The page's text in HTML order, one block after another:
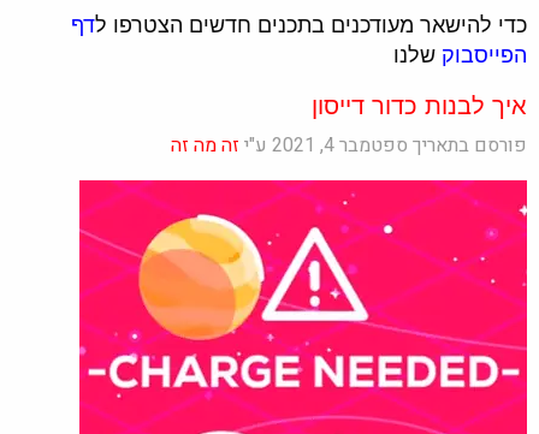
כדי להישאר מעודכנים בתכנים חדשים הצטרפו ל דף
הפייסבוקשלנו
איך לבנות כדור דייסון
פורסם בתאריך ספטמבר 4, 2021 ע"י זה מה זה